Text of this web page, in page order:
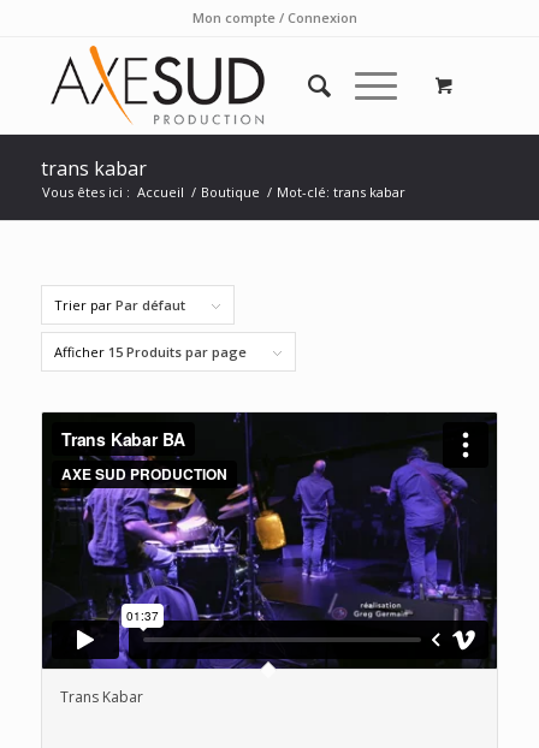
Mon compte / Connexion
trans kabar
Vous êtes ici : Accueil / Boutique / Mot-clé: trans kabar
Trier par Par défaut
Afficher 15 Produits par page
Trans Kabar